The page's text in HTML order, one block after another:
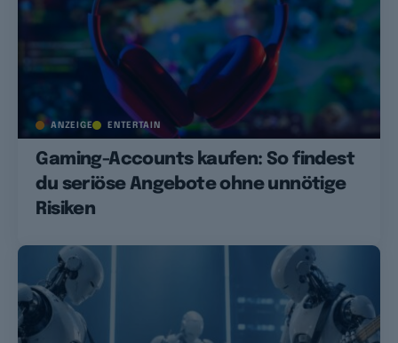
ANZEIGE ENTERTAIN
Gaming-Accounts kaufen: So findest
du seriöse Angebote ohne unnötige
Risiken